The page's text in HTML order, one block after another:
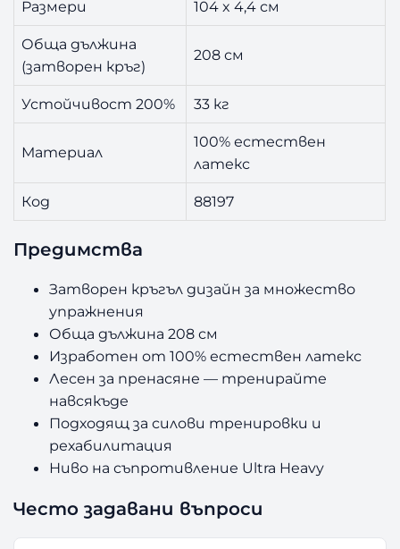
Размери 104 x 4,4 см
Обща дължина
(затворен кръг)
208 см
Устойчивост 200% 33 кг
Материал
100% естествен
латекс
Код 88197
Предимства
Затворен кръгъл дизайн за множество
упражнения
Обща дължина 208 см
Изработен от 100% естествен латекс
Лесен за пренасяне — тренирайте
навсякъде
Подходящ за силови тренировки и
рехабилитация
Ниво на съпротивление Ultra Heavy
Често задавани въпроси